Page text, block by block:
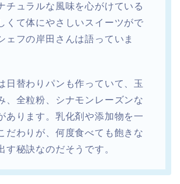
チュラルな風味を心がけている
くて体にやさしいスイーツがで
ェフの岸田さんは語っていま
日替わりパンも作っていて、玉
、全粒粉、シナモンレーズンな
あります。乳化剤や添加物を一
だわりが、何度食べても飽きな
す秘訣なのだそうです。